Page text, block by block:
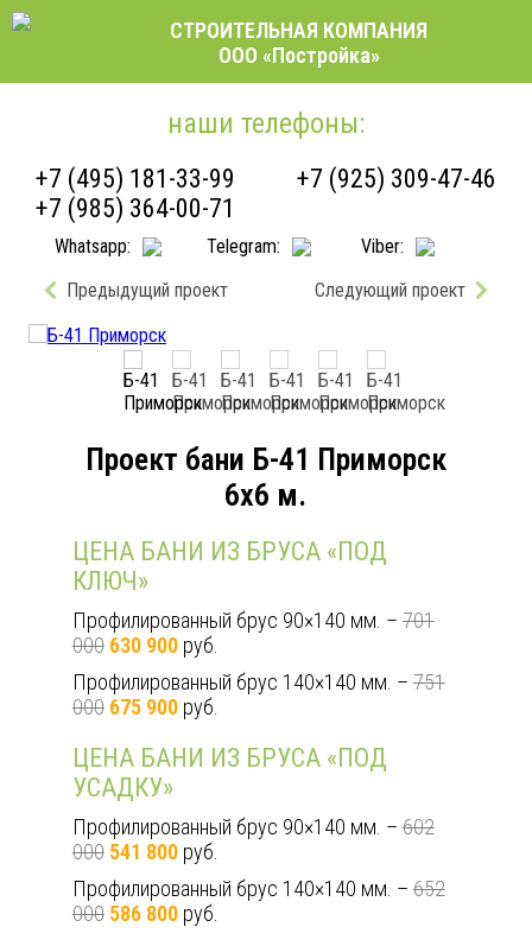
СТРОИТЕЛЬНАЯ КОМПАНИЯ
ООО «Постройка»
наши телефоны:
+7 (495) 181-33-99
+7 (925) 309-47-46
+7 (985) 364-00-71
Whatsapp: Telegram:
Viber:
Предыдущий проект
Следующий проект
Проект бани Б-41 Приморск
6x6 м.
ЦЕНА БАНИ ИЗ БРУСА «ПОД
КЛЮЧ»
Профилированный брус 90×140 мм. –701
000 630 900руб.
Профилированный брус 140×140 мм. –751
000 675 900руб.
ЦЕНА БАНИ ИЗ БРУСА «ПОД
УСАДКУ»
Профилированный брус 90×140 мм. –602
000 541 800руб.
Профилированный брус 140×140 мм. –652
000 586 800руб.